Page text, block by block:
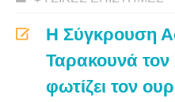
Η Σύγκρουση
Ταρακουνά
φωτίζει τον